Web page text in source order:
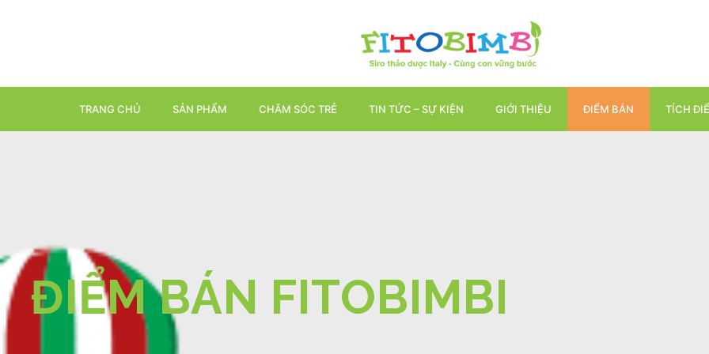
TRANG CHỦ SẢN PHẨM CHĂM SÓC TRẺ TIN TỨC – SỰ KIỆN GIỚI THIỆU ĐIỂM BÁN TÍCH
ĐIỂM BÁN FITOBIMBI